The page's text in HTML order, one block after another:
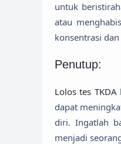
untuk
atau
konsentrasi
Penutup:
Lolos tes TKDA
dapat
diri. Ingatlah
menjadi